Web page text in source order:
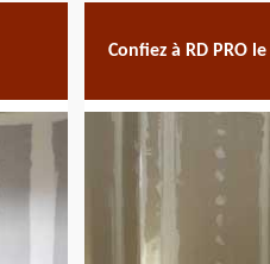
Confiez à RD PRO